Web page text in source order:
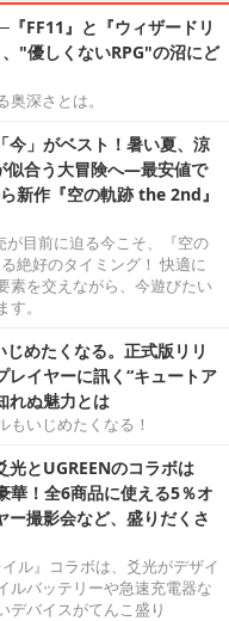
『FF11』と『ウィザードリ
"優しくないRPG"の沼にど
深さとは。
今」がベスト！暑い夏、涼
似合う大冒険へ―最安値で
新作『空の軌跡 the 2nd』
が目前に迫る今こそ、『空の
絶好のタイミング！ 快適に
素を交えながら、今遊びたい
。
めたくなる。正式版リリ
レイヤーに訊く“キュートア
れぬ魅力とは
もいじめたくなる！
光とUGREENのコラボは
華！全6商品に使える5％オ
ー撮影会など、盛りだくさ
ル』コラボは、爻光がデザイ
ルバッテリーや急速充電器な
デバイスがてんこ盛り